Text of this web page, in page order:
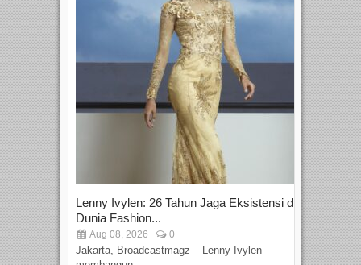
Lenny Ivylen: 26 Tahun Jaga Eksistensi di
Dunia Fashion...
Aug 08, 2026 0
Jakarta, Broadcastmagz – Lenny Ivylen